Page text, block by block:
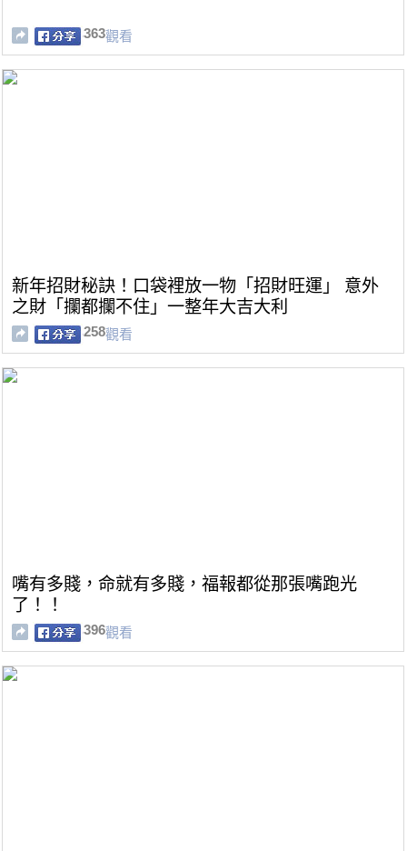
363觀看
新年招財秘訣！口袋裡放一物「招財旺運」 意外
之財「攔都攔不住」一整年大吉大利
258觀看
嘴有多賤，命就有多賤，福報都從那張嘴跑光
了！！
396觀看